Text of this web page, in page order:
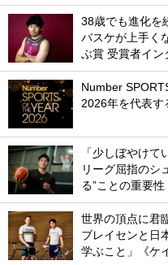
38歳でも進化を
バスケが上手く
ぶ賞 受賞者イン
Number
2026年を代表す
「少しぼやけ
リーグ屈指のシ
る”ことの重要性
世界の頂点に君
ブレイセンと日
学ぶこと」《ケ